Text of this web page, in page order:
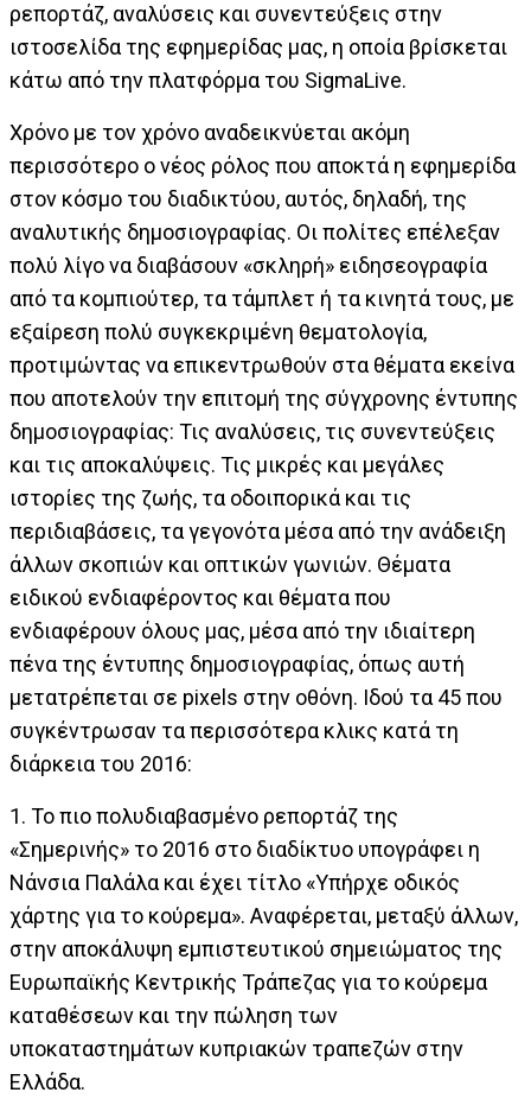
ρεπορτάζ, αναλύσεις και συνεντεύξεις στην
ιστοσελίδα της εφημερίδας μας, η οποία βρίσκεται
κάτω από την πλατφόρμα του SigmaLive.
Χρόνο με τον χρόνο αναδεικνύεται ακόμη
περισσότερο ο νέος ρόλος που αποκτά η εφημερίδα
στον κόσμο του διαδικτύου, αυτός, δηλαδή, της
αναλυτικής δημοσιογραφίας. Οι πολίτες επέλεξαν
πολύ λίγο να διαβάσουν «σκληρή» ειδησεογραφία
από τα κομπιούτερ, τα τάμπλετ ή τα κινητά τους, με
εξαίρεση πολύ συγκεκριμένη θεματολογία,
προτιμώντας να επικεντρωθούν στα θέματα εκείνα
που αποτελούν την επιτομή της σύγχρονης έντυπης
δημοσιογραφίας: Τις αναλύσεις, τις συνεντεύξεις
και τις αποκαλύψεις. Τις μικρές και μεγάλες
ιστορίες της ζωής, τα οδοιπορικά και τις
περιδιαβάσεις, τα γεγονότα μέσα από την ανάδειξη
άλλων σκοπιών και οπτικών γωνιών. Θέματα
ειδικού ενδιαφέροντος και θέματα που
ενδιαφέρουν όλους μας, μέσα από την ιδιαίτερη
πένα της έντυπης δημοσιογραφίας, όπως αυτή
μετατρέπεται σε pixels στην οθόνη. Ιδού τα 45 που
συγκέντρωσαν τα περισσότερα κλικς κατά τη
διάρκεια του 2016:
1. Το πιο πολυδιαβασμένο ρεπορτάζ της
«Σημερινής» το 2016 στο διαδίκτυο υπογράφει η
Νάνσια Παλάλα και έχει τίτλο «Υπήρχε οδικός
χάρτης για το κούρεμα». Αναφέρεται, μεταξύ άλλων,
στην αποκάλυψη εμπιστευτικού σημειώματος της
Ευρωπαϊκής Κεντρικής Τράπεζας για το κούρεμα
καταθέσεων και την πώληση των
υποκαταστημάτων κυπριακών τραπεζών στην
Ελλάδα.